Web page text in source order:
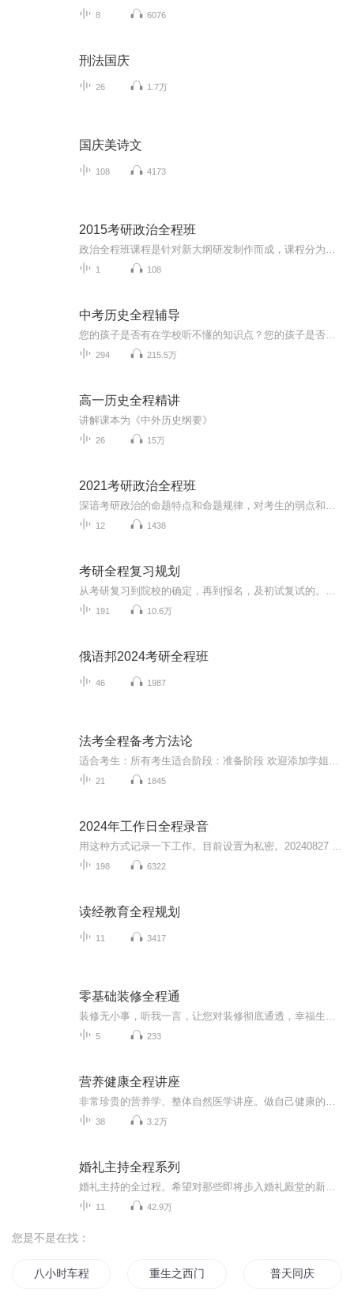
8 6076
刑法国庆
26 1.7万
国庆美诗文
108 4173
2015考研政治全程班
1 108
中考历史全程辅导
294 215.5万
高一历史全程精讲
讲解课本为《中外历史纲要》
26 15万
2021考研政治全程班
12 1438
考研全程复习规划
191 10.6万
俄语邦2024考研全程班
46 1987
法考全程备考方法论
21 1845
2024年工作日全程录音
198 6322
读经教育全程规划
11 3417
零基础装修全程通
5 233
营养健康全程讲座
38 3.2万
婚礼主持全程系列
11 42.9万
您是不是在找：
八小时车程 重生之西门庆 普天同庆